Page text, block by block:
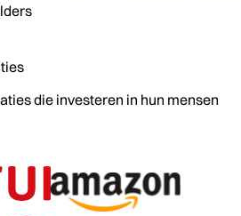
die investeren in hun mensen